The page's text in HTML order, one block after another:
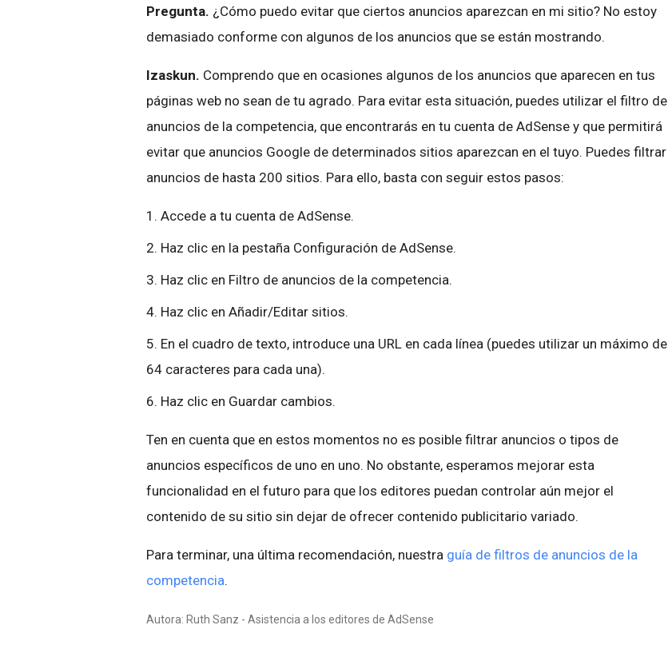
Pregunta. ¿Cómo puedo evitar que ciertos anuncios aparezcan en mi sitio? No estoy
demasiado conforme con algunos de los anuncios que se están mostrando.
Izaskun. Comprendo que en ocasiones algunos de los anuncios que aparecen en tus
páginas web no sean de tu agrado. Para evitar esta situación, puedes utilizar el filtro de
anuncios de la competencia, que encontrarás en tu cuenta de AdSense y que permitirá
evitar que anuncios Google de determinados sitios aparezcan en el tuyo. Puedes filtrar
anuncios de hasta 200 sitios. Para ello, basta con seguir estos pasos:
1. Accede a tu cuenta de AdSense.
2. Haz clic en la pestaña Configuración de AdSense.
3. Haz clic en Filtro de anuncios de la competencia.
4. Haz clic en Añadir/Editar sitios.
5. En el cuadro de texto, introduce una URL en cada línea (puedes utilizar un máximo de
64 caracteres para cada una).
6. Haz clic en Guardar cambios.
Ten en cuenta que en estos momentos no es posible filtrar anuncios o tipos de
anuncios específicos de uno en uno. No obstante, esperamos mejorar esta
funcionalidad en el futuro para que los editores puedan controlar aún mejor el
contenido de su sitio sin dejar de ofrecer contenido publicitario variado.
Para terminar, una última recomendación, nuestra guía de filtros de anuncios de la
competencia.
Autora: Ruth Sanz - Asistencia a los editores de AdSense